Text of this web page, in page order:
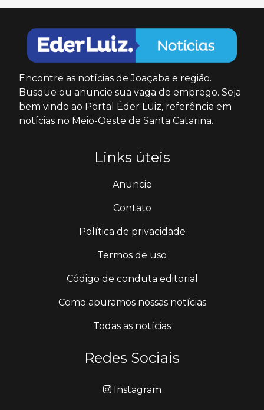
Encontre as notícias de Joaçaba e região.
Busque ou anuncie sua vaga de emprego. Seja
bem vindo ao Portal Éder Luiz, referência em
notícias no Meio-Oeste de Santa Catarina.
Links úteis
Anuncie
Contato
Política de privacidade
Termos de uso
Código de conduta editorial
Como apuramos nossas notícias
Todas as notícias
Redes Sociais
Instagram